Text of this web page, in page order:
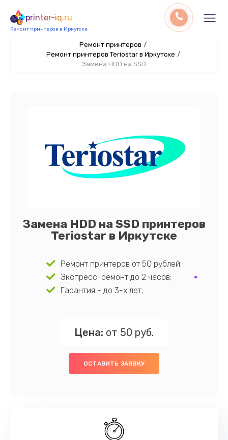
printer-iq.ru
Ремонт принтеров в Иркутске
Ремонт принтеров /
Ремонт принтеров Teriostar в Иркутске /
Замена HDD на SSD
Замена HDD на SSD принтеров
Teriostar в Иркутске
Ремонт принтеров от 50 рублей;
Экспресс-ремонт до 2 часов;
Гарантия - до 3-х лет;
Цена: от 50 руб.
ОСТАВИТЬ ЗАЯВКУ